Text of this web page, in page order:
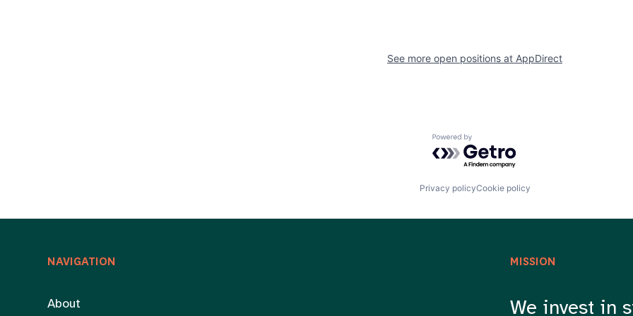
See more open positions at AppDirect
Powered by Getro.com
Privacy policyCookie policy
NAVIGATION
About
MISSION
We invest in